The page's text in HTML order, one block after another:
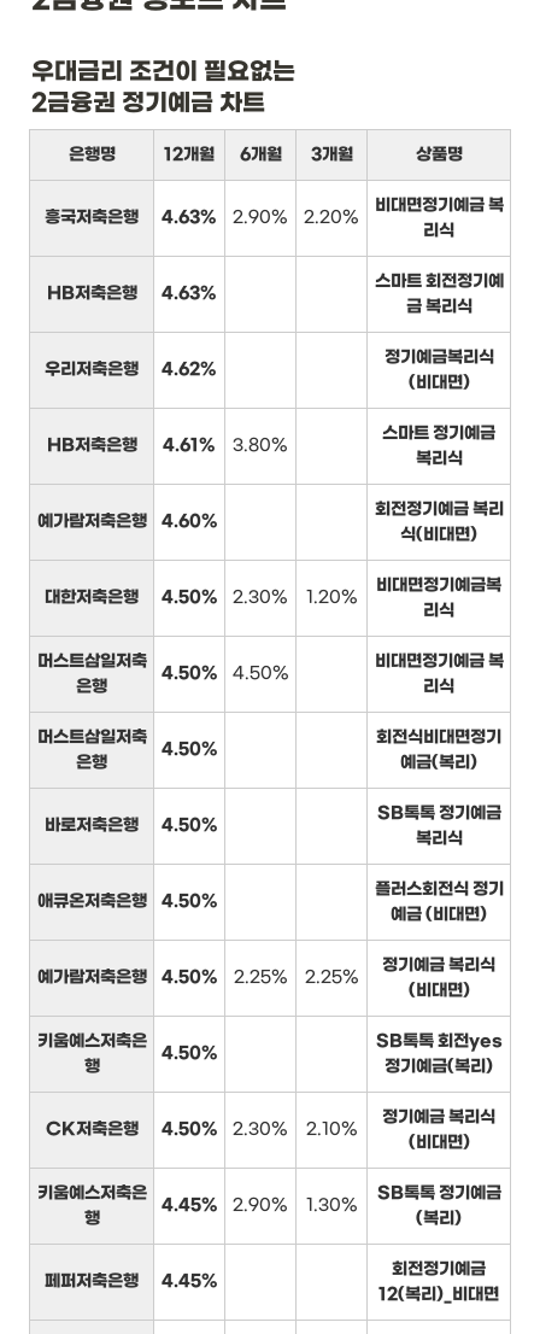
우대금리 조건이 필요없는
2금융권 정기예금 차트
은행명 12개월 6개월 3개월 상품명
흥국저축은행 4.63% 2.90% 2.20%
비대면정기예금 복
리식
HB저축은행 4.63%
스마트 회전정기예
금 복리식
우리저축은행 4.62%
정기예금복리식
(비대면)
HB저축은행 4.61% 3.80%
스마트 정기예금
복리식
예가람저축은행 4.60%
회전정기예금 복리
식(비대면)
대한저축은행 4.50% 2.30% 1.20%
비대면정기예금복
리식
머스트삼일저축
은행
4.50% 4.50%
비대면정기예금 복
리식
머스트삼일저축
은행
4.50%
회전식비대면정기
예금(복리)
바로저축은행 4.50%
SB톡톡 정기예금
복리식
애큐온저축은행 4.50%
플러스회전식 정기
예금 (비대면)
예가람저축은행 4.50% 2.25% 2.25%
정기예금 복리식
(비대면)
키움예스저축은
행
4.50%
SB톡톡 회전yes
정기예금(복리)
CK저축은행 4.50% 2.30% 2.10%
정기예금 복리식
(비대면)
키움예스저축은
행
4.45% 2.90% 1.30%
SB톡톡 정기예금
(복리)
페퍼저축은행 4.45%
회전정기예금
12(복리)_비대면